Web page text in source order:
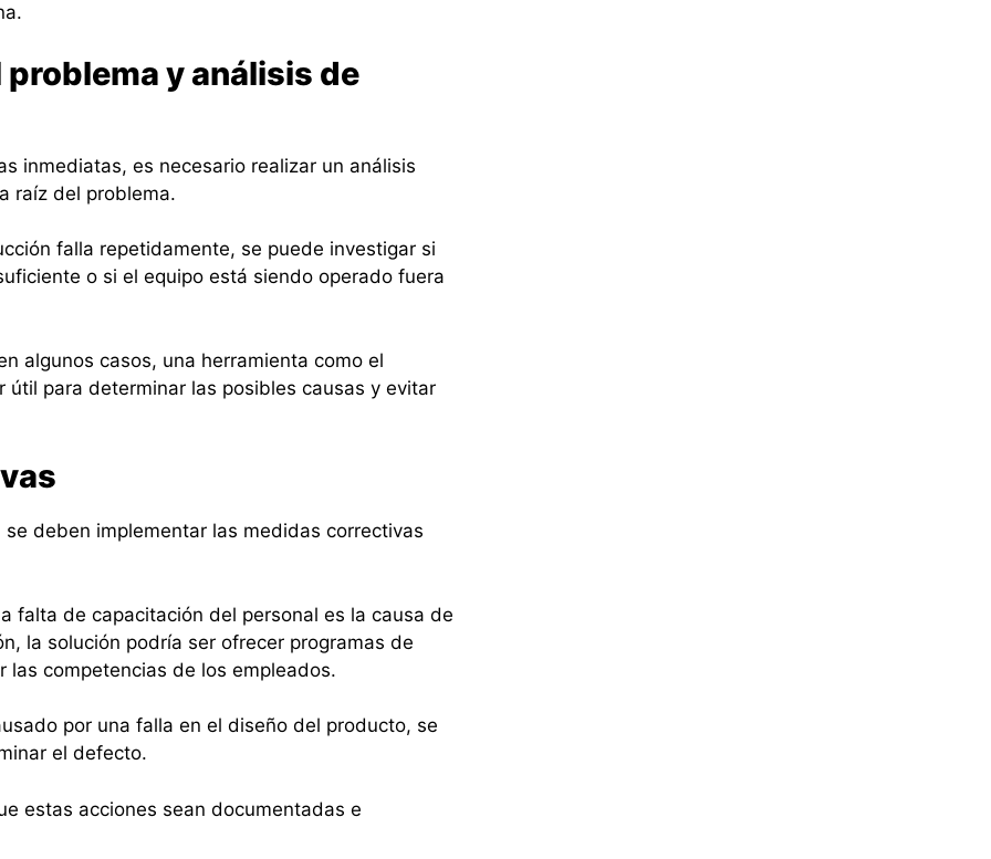
y análisis de
inmediatas, es necesario realizar un análisis
raíz del problema.
falla repetidamente, se puede investigar si
o si el equipo está siendo operado fuera
algunos casos, una herramienta como el
útil para determinar las posibles causas y evitar
deben implementar las medidas correctivas
falta de capacitación del personal es la causa de
la solución podría ser ofrecer programas de
las competencias de los empleados.
por una falla en el diseño del producto, se
el defecto.
estas acciones sean documentadas e